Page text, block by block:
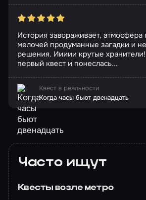
История завораживает, атмосфера
мелочей продуманные загадки и
решения. Иииии крутые
первый квест и понеслась...
Квест в реальности
Когда часы бьют двенадцать
Часто ищут
Квесты возле метро